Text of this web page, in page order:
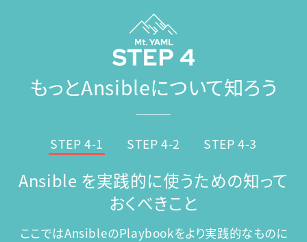
もっとAnsibleについて知ろう
STEP 4-1 STEP 4-2 STEP 4-3
Ansible を実践的に使うための知って
おくべきこと
ここではAnsibleのPlaybookをより実践的なものに